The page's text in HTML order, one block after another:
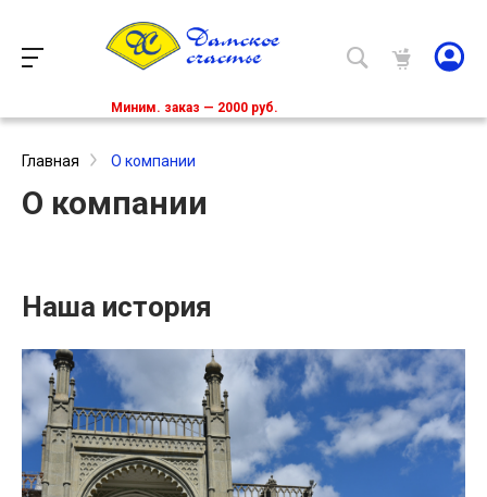
Миним. заказ — 2000 руб.
Главная О компании
О компании
Наша история